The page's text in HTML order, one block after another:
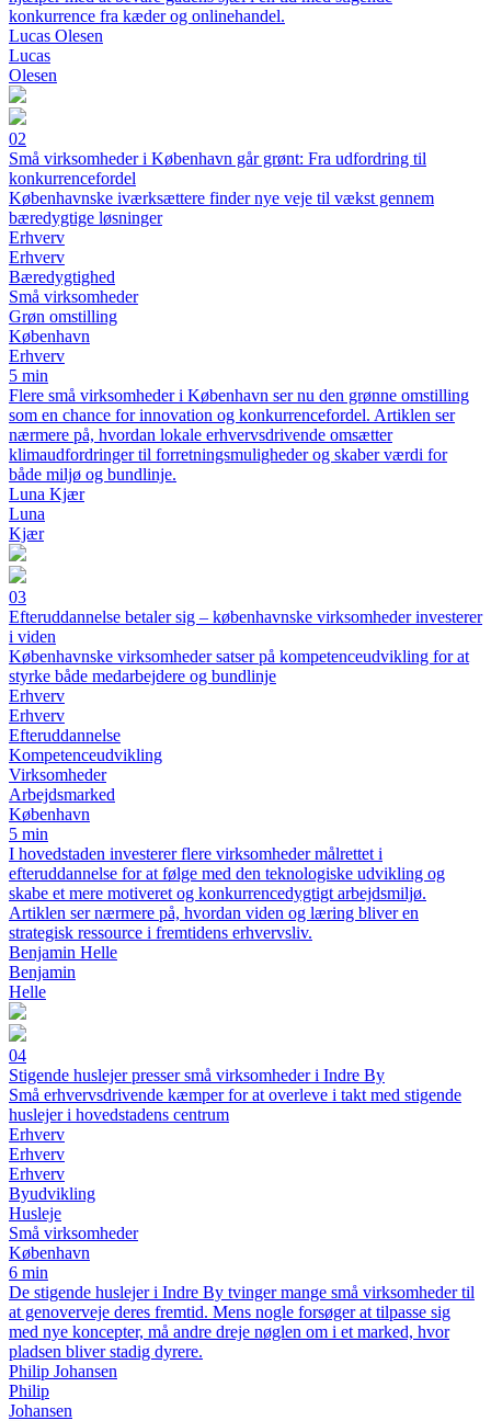
konkurrence fra kæder og onlinehandel.
Lucas Olesen
Lucas
Olesen
02
Små virksomheder i København går grønt: Fra udfordring til
konkurrencefordel
Københavnske iværksættere finder nye veje til vækst gennem
bæredygtige løsninger
Erhverv
Erhverv
Bæredygtighed
Små virksomheder
Grøn omstilling
København
Erhverv
5 min
Flere små virksomheder i København ser nu den grønne omstilling
som en chance for innovation og konkurrencefordel. Artiklen ser
nærmere på, hvordan lokale erhvervsdrivende omsætter
klimaudfordringer til forretningsmuligheder og skaber værdi for
både miljø og bundlinje.
Luna Kjær
Luna
Kjær
03
Efteruddannelse betaler sig – københavnske virksomheder investerer
i viden
Københavnske virksomheder satser på kompetenceudvikling for at
styrke både medarbejdere og bundlinje
Erhverv
Erhverv
Efteruddannelse
Kompetenceudvikling
Virksomheder
Arbejdsmarked
København
5 min
I hovedstaden investerer flere virksomheder målrettet i
efteruddannelse for at følge med den teknologiske udvikling og
skabe et mere motiveret og konkurrencedygtigt arbejdsmiljø.
Artiklen ser nærmere på, hvordan viden og læring bliver en
strategisk ressource i fremtidens erhvervsliv.
Benjamin Helle
Benjamin
Helle
04
Stigende huslejer presser små virksomheder i Indre By
Små erhvervsdrivende kæmper for at overleve i takt med stigende
huslejer i hovedstadens centrum
Erhverv
Erhverv
Erhverv
Byudvikling
Husleje
Små virksomheder
København
6 min
De stigende huslejer i Indre By tvinger mange små virksomheder til
at genoverveje deres fremtid. Mens nogle forsøger at tilpasse sig
med nye koncepter, må andre dreje nøglen om i et marked, hvor
pladsen bliver stadig dyrere.
Philip Johansen
Philip
Johansen